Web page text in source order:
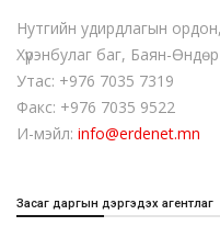
Нутгийн удирдлагын
Хүрэнбулаг баг, Баян-
Утас: +976 7035 7319
Факс: +976 7035 9522
И-мэйл: info@erdenet.mn
Засаг даргын дэргэдэх агентлаг